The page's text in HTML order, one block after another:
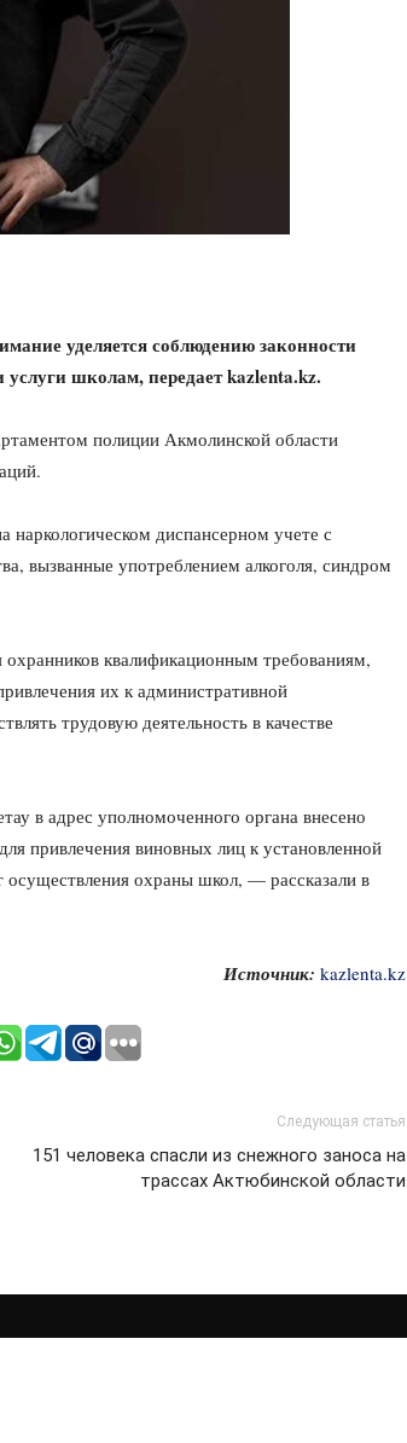
уделяется соблюдению законности
школам, передаетkazlenta.kz.
полиции Акмолинской области
диспансерном учете с
вызванные употреблением алкоголя, синдром
квалификационным требованиям,
их к административной
трудовую деятельность в качестве
в адрес уполномоченного органа внесено
привлечения виновных лиц к установленной
осуществления охраны школ, — рассказали в
Источник: kazlenta.kz
Следующая статья
151 человека спасли из снежного заноса на
трассах Актюбинской области